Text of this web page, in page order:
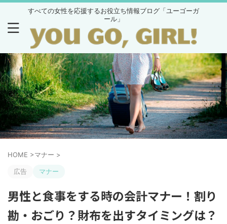
すべての女性を応援するお役立ち情報ブログ「ユーゴーガ
ール」
HOME >マナー >
広告 マナー
男性と食事をする時の会計マナー！割り
勘・おごり？財布を出すタイミングは？